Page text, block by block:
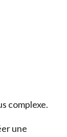
complexe.
une